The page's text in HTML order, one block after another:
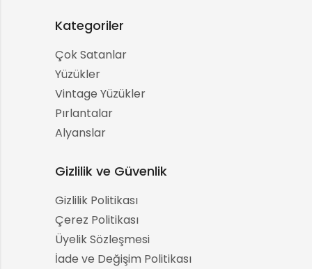
Kategoriler
Çok Satanlar
Yüzükler
Vintage Yüzükler
Pırlantalar
Alyanslar
Gizlilik ve Güvenlik
Gizlilik Politikası
Çerez Politikası
Üyelik Sözleşmesi
İade ve Değişim Politikası